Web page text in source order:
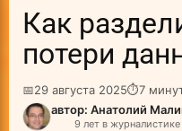
Как
потери
📅29 августа 2025⏱7
автор: Анатолий
9 лет в журналистике